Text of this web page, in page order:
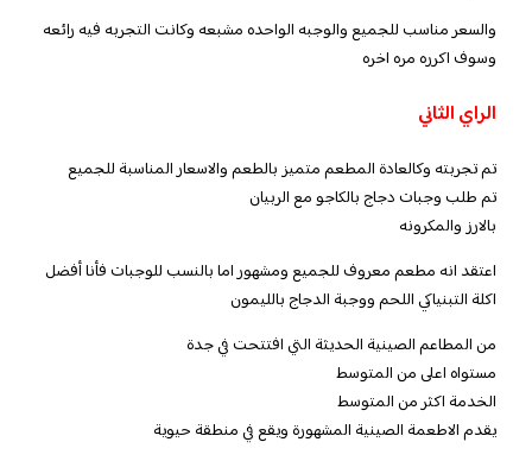
والسعر مناسب للجميع والوجبه الواحده مشبعه وكانت التجربه فيه رائعه
وسوف اكرره مره اخره
الراي الثاني
تم تجربته وكالعادة المطعم متميز بالطعم والاسعار المناسبة للجميع
تم طلب وجبات دجاج بالكاجو مع الربيان
بالارز والمكرونه
اعتقد انه مطعم معروف للجميع ومشهور اما بالنسب للوجبات فأنا أفضل
اكلة التبنياكي اللحم ووجبة الدجاج بالليمون
من المطاعم الصينية الحديثة التي افتتحت في جدة
مستواه اعلى من المتوسط
الخدمة اكثر من المتوسط
يقدم الاطعمة الصينية المشهورة ويقع في منطقة حيوية